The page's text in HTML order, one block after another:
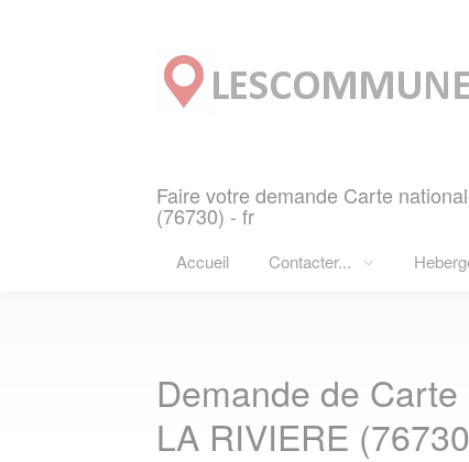
Faire votre demande Carte
(76730) - fr
Accueil Contacter...
Demande de
LA RIVIERE